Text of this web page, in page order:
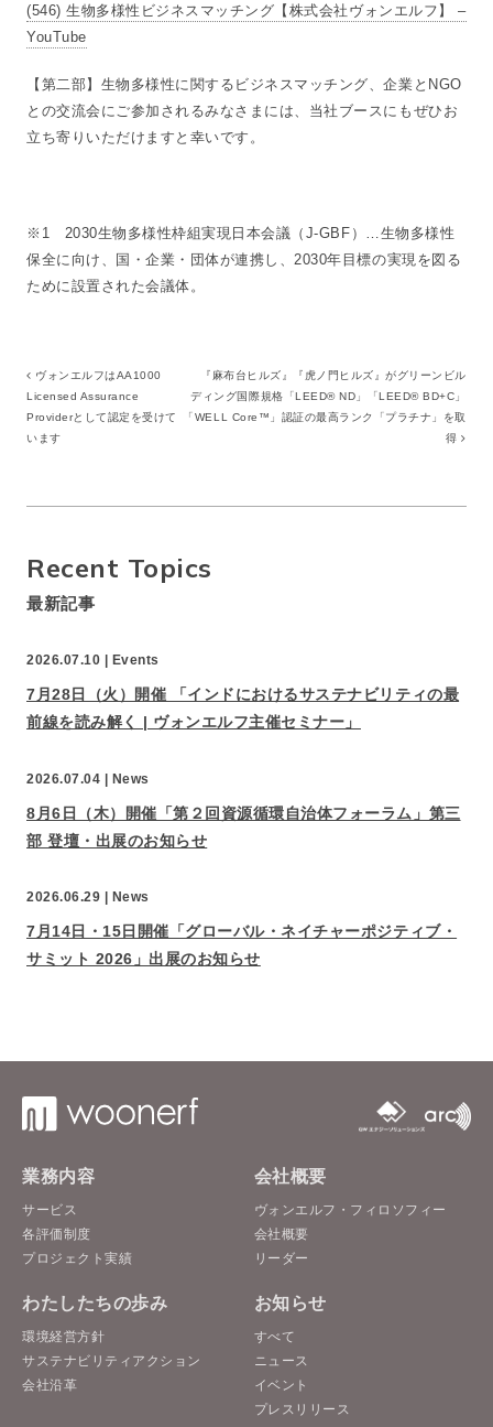
(546) 生物多様性ビジネスマッチング【株式会社ヴォンエルフ】 –
YouTube
【第二部】生物多様性に関するビジネスマッチング、企業とNGO
との交流会にご参加されるみなさまには、当社ブースにもぜひお
立ち寄りいただけますと幸いです。
※1 2030生物多様性枠組実現日本会議（J-GBF）…生物多様性
保全に向け、国・企業・団体が連携し、2030年目標の実現を図る
ために設置された会議体。
ヴォンエルフはAA1000
Licensed Assurance
Providerとして認定を受けて
います
『麻布台ヒルズ』『虎ノ門ヒルズ』がグリーンビル
ディング国際規格「LEED® ND」「LEED® BD+C」
「WELL Core™」認証の最高ランク「プラチナ」を取
得
Recent Topics
最新記事
2026.07.10 | Events
7月28日（火）開催 「インドにおけるサステナビリティの最
前線を読み解く | ヴォンエルフ主催セミナー」
2026.07.04 | News
8月6日（木）開催「第２回資源循環自治体フォーラム」第三
部 登壇・出展のお知らせ
2026.06.29 | News
7月14日・15日開催「グローバル・ネイチャーポジティブ・
サミット 2026」出展のお知らせ
業務内容
サービス
各評価制度
プロジェクト実績
会社概要
ヴォンエルフ・フィロソフィー
会社概要
リーダー
わたしたちの歩み
環境経営方針
サステナビリティアクション
会社沿革
お知らせ
すべて
ニュース
イベント
プレスリリース